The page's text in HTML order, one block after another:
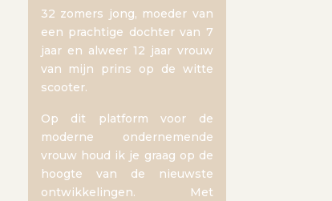
32 zomers jong, moeder van
een prachtige dochter van 7
jaar en alweer 12 jaar vrouw
van mijn prins op de witte
scooter.
Op dit platform voor de
moderne ondernemende
vrouw houd ik je graag op de
hoogte van de nieuwste
ontwikkelingen. Met